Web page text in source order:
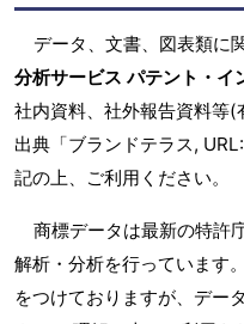
データ、文書、図表類に
分析サービス パテント・イ
社内資料、社外報告資料等
出典「ブランドテラス, URL:
記の上、ご利用ください。
商標データは最新の特許
解析・分析を行っています
をつけておりますが、デー